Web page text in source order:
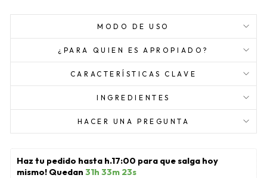
MODO DE USO
¿PARA QUIEN ES APROPIADO?
CARACTERÍSTICAS CLAVE
INGREDIENTES
HACER UNA PREGUNTA
Haz tu pedido hasta h.17:00 para que salga hoy
mismo! Quedan 31h 33m 23s